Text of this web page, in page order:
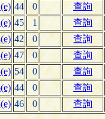
44 0
查詢
45 1
查詢
42 0
查詢
47 0
查詢
54 0
查詢
44 0 查詢
46 0 查詢